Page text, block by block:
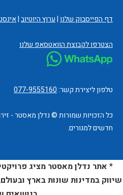
דף הפייסבוק שלנו|ערוץ היוטיוב|
הצטרפו לקבוצת הוואטסאפ שלנו
טלפון ליצירת קשר:077-9555160
כל הזכויות שמורות © נדלן מאסטר -
חדשים למגורים.
* אתר נדלן מאסטר מציג
שיווק במדינות שונות בארץ